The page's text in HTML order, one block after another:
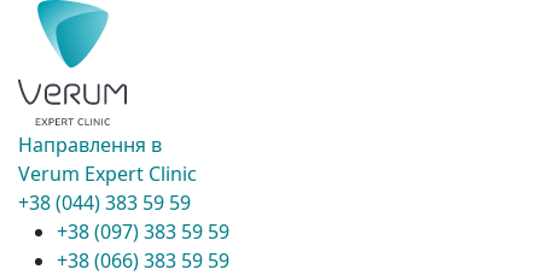
Направлення в
Verum Expert Clinic
+38 (044) 383 59 59
+38 (097) 383 59 59
+38 (066) 383 59 59